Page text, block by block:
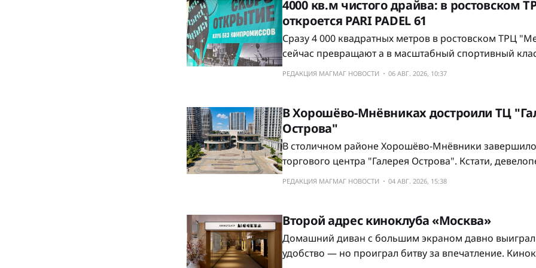
4000 кв.м чистого драйва: в ростовском
откроется PARI PADEL 61
Сразу 4 000 квадратных метров в ростовском ТРЦ
сейчас превращают а в масштабный спортивный
запускается крупный падел-клуб PARI PADEL 61. И ребята продумали
специализированный
РЕДАКЦИЯ МАГМАГ НОВОСТИ 06 АВГ. 2026, 10:37
В Хорошёво-Мнёвниках достроили ТЦ
Острова"
В столичном районе Хорошёво-Мнёвники
торгового центра "Галерея Острова". Кстати,
честно уложился в рекордные, по нынешним
РЕДАКЦИЯ МАГМАГ НОВОСТИ 04 АВГ. 2026, 15:38
Второй адрес киноклуба «Москва»
Домашний диван с большим экраном давно выиграл
удобство — но проиграл битву за впечатление.